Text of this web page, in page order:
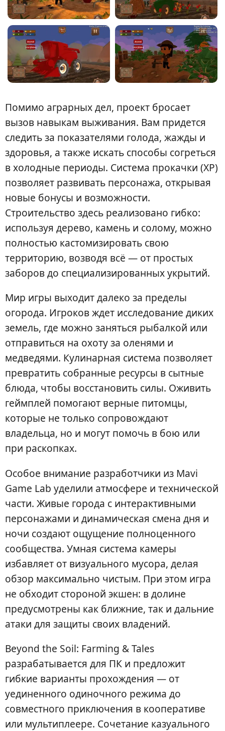
Помимо аграрных дел, проект бросает
вызов навыкам выживания. Вам придется
следить за показателями голода, жажды и
здоровья, а также искать способы согреться
в холодные периоды. Система прокачки (XP)
позволяет развивать персонажа, открывая
новые бонусы и возможности.
Строительство здесь реализовано гибко:
используя дерево, камень и солому, можно
полностью кастомизировать свою
территорию, возводя всё — от простых
заборов до специализированных укрытий.
Мир игры выходит далеко за пределы
огорода. Игроков ждет исследование диких
земель, где можно заняться рыбалкой или
отправиться на охоту за оленями и
медведями. Кулинарная система позволяет
превратить собранные ресурсы в сытные
блюда, чтобы восстановить силы. Оживить
геймплей помогают верные питомцы,
которые не только сопровождают
владельца, но и могут помочь в бою или
при раскопках.
Особое внимание разработчики из Mavi
Game Lab уделили атмосфере и технической
части. Живые города с интерактивными
персонажами и динамическая смена дня и
ночи создают ощущение полноценного
сообщества. Умная система камеры
избавляет от визуального мусора, делая
обзор максимально чистым. При этом игра
не обходит стороной экшен: в долине
предусмотрены как ближние, так и дальние
атаки для защиты своих владений.
Beyond the Soil: Farming & Tales
разрабатывается для ПК и предложит
гибкие варианты прохождения — от
уединенного одиночного режима до
совместного приключения в кооперативе
или мультиплеере. Сочетание казуального